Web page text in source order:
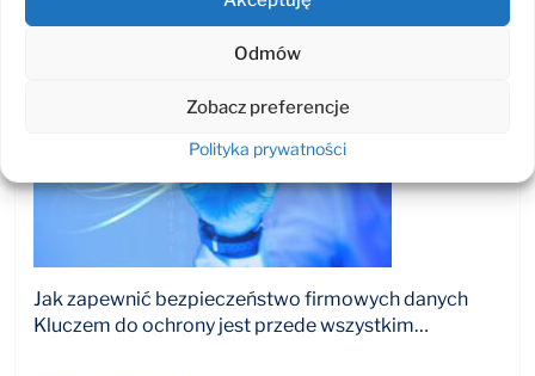
Odmów
Zobacz preferencje
Polityka prywatności
Jak zapewnić bezpieczeństwo firmowych danych
Kluczem do ochrony jest przede wszystkim…